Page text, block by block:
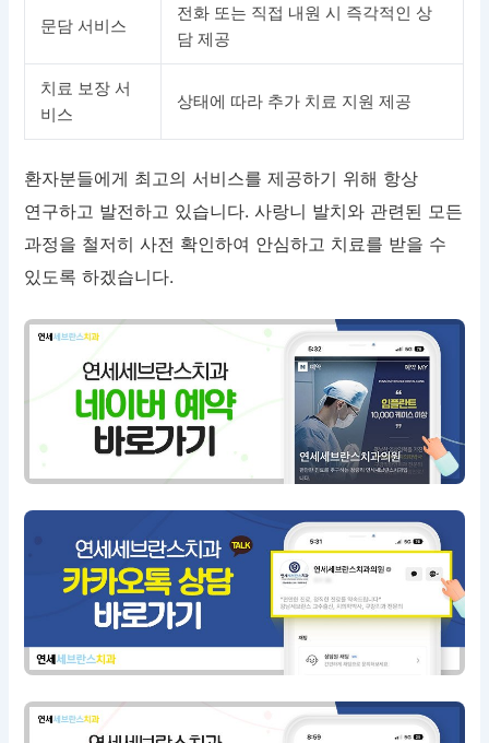
문담 서비스
전화 또는 직접 내원 시 즉각적인 상
담 제공
치료 보장 서
비스
상태에 따라 추가 치료 지원 제공
환자분들에게 최고의 서비스를 제공하기 위해 항상
연구하고 발전하고 있습니다. 사랑니 발치와 관련된 모든
과정을 철저히 사전 확인하여 안심하고 치료를 받을 수
있도록 하겠습니다.